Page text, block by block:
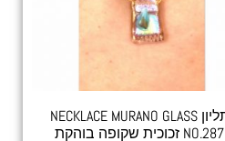
NECKLACE MURANO GLASS תליון
זכוכית שקופה בוהקת NO.287